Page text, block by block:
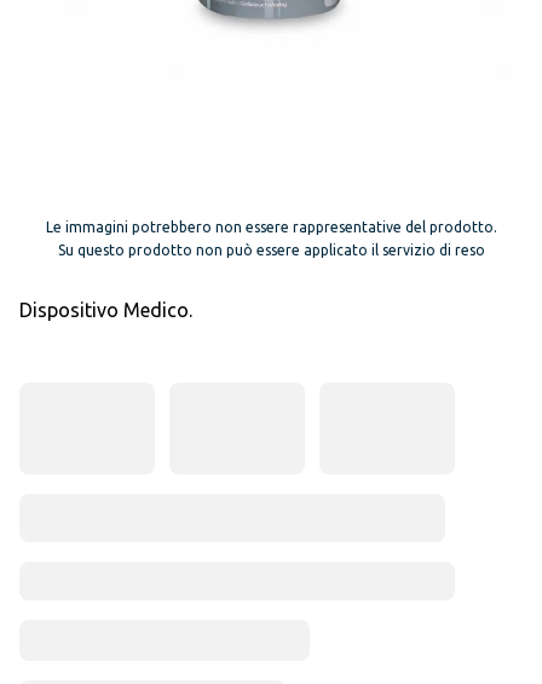
Le immagini potrebbero non essere rappresentative del prodotto.
Su questo prodotto non può essere applicato il servizio di reso
Dispositivo Medico.